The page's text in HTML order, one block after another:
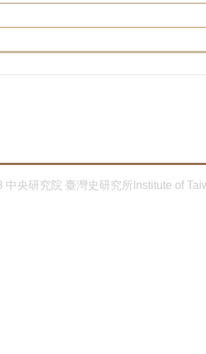
中央研究院 臺灣史研究所Institute of